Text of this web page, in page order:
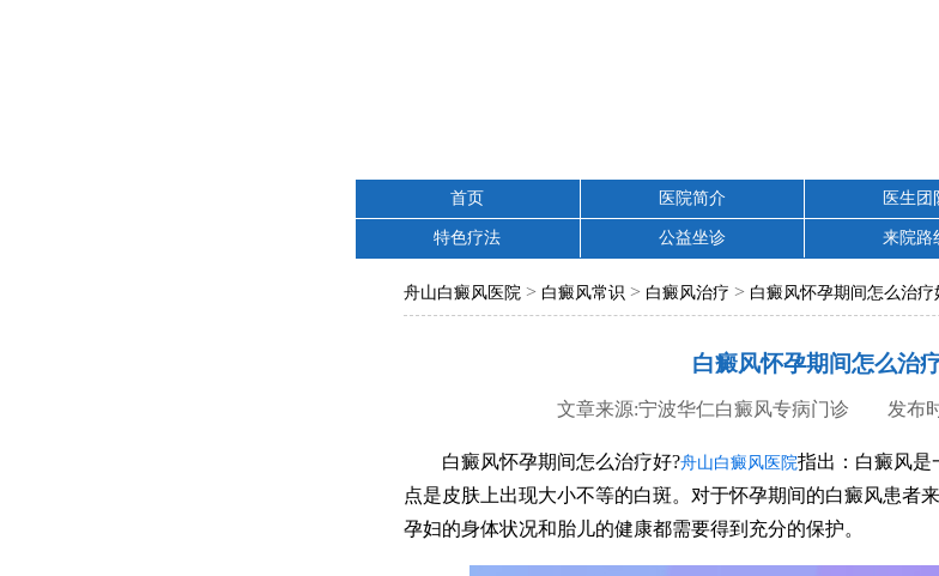
首页 医院简介 医生团
特色疗法 公益坐诊 来院路
舟山白癜风医院 > 白癜风常识 > 白癜风治疗 > 白癜风怀孕期间怎么治疗
白癜风怀孕期间怎么治
文章来源:宁波华仁白癜风专病门诊 发布时
白癜风怀孕期间怎么治疗好?舟山白癜风医院指出：白癜风是
点是皮肤上出现大小不等的白斑。对于怀孕期间的白癜风患者
孕妇的身体状况和胎儿的健康都需要得到充分的保护。